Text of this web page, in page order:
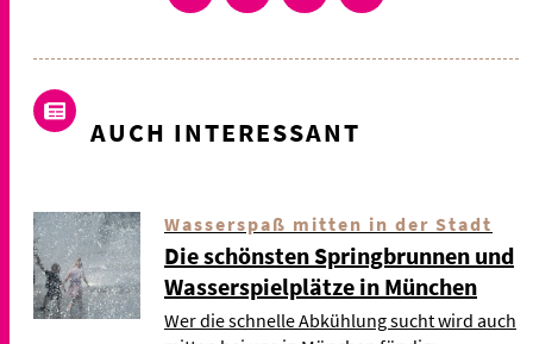
AUCH INTERESSANT
Wasserspaß mitten in der Stadt
Die schönsten Springbrunnen und
Wasserspielplätze in München
Wer die schnelle Abkühlung sucht wird auch